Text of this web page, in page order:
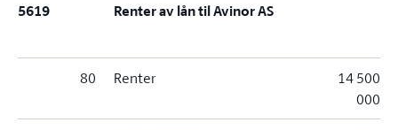
5619 Renter av lån til Avinor AS
80 Renter
14 500
000